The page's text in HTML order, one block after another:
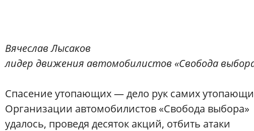
Вячеслав Лысаков
лидер движения автомобилистов «Свобода
Спасение утопающих — дело рук самих
Организации автомобилистов «Свобода выбора»
удалось, проведя десяток акций, отбить атаки